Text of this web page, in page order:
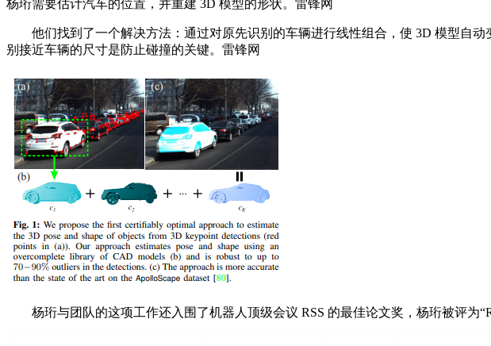
杨珩需要估计汽车的位置，并重建 3D 模型的形状。雷锋网
他们找到了一个解决方法：通过对原先识别的车辆进行线性组合，使 3D 模型自动
别接近车辆的尺寸是防止碰撞的关键。雷锋网
杨珩与团队的这项工作还入围了机器人顶级会议 RSS 的最佳论文奖，杨珩被评为